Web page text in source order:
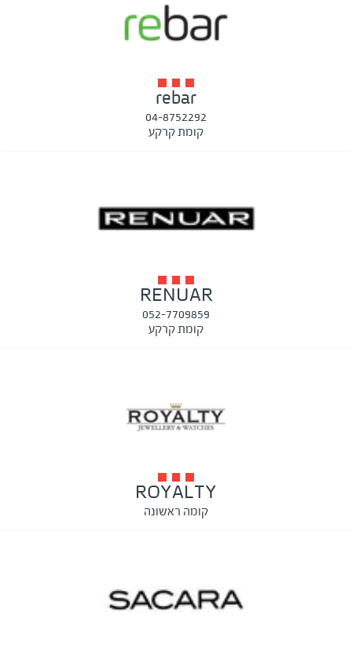
rebar
04-8752292
קומת קרקע
RENUAR
052-7709859
קומת קרקע
ROYALTY
קומה ראשונה